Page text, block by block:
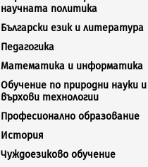
научната политика
Български език и литература
Педагогика
Математика и информатика
Обучение по природни науки и
върхови технологии
Професионално образование
История
Чуждоезиково обучение